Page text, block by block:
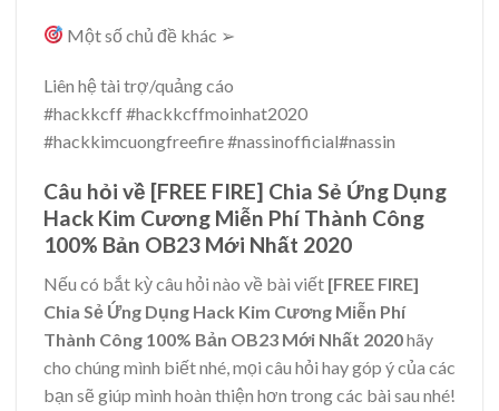
Một số chủ đề khác ➢
Liên hệ tài trợ/quảng cáo
#hackkcff #hackkcffmoinhat2020
#hackkimcuongfreefire #nassinofficial#nassin
Câu hỏi về [FREE FIRE] Chia Sẻ Ứng Dụng
Hack Kim Cương Miễn Phí Thành Công
100% Bản OB23 Mới Nhất 2020
Nếu có bắt kỳ câu hỏi nào về bài viết [FREE FIRE]
Chia Sẻ Ứng Dụng Hack Kim Cương Miễn Phí
Thành Công 100% Bản OB23 Mới Nhất 2020hãy
cho chúng mình biết nhé, mọi câu hỏi hay góp ý của các
bạn sẽ giúp mình hoàn thiện hơn trong các bài sau nhé!